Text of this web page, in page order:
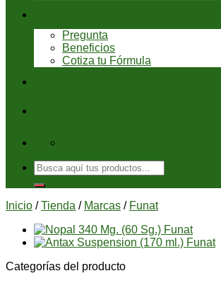
Pregunta
Beneficios
Cotiza tu Fórmula
Buscar
por:
Inicio / Tienda / Marcas / Funat
Categorías del producto